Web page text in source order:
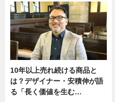
10年以上売れ続ける商品と
は？デザイナー・安積伸が語
る「長く価値を生む…